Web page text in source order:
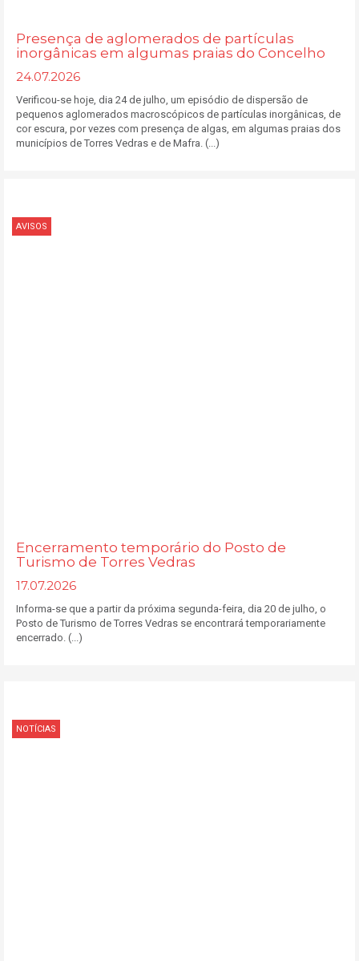
Presença de aglomerados de partículas
inorgânicas em algumas praias do Concelho
24.07.2026
Verificou-se hoje, dia 24 de julho, um episódio de dispersão de
pequenos aglomerados macroscópicos de partículas inorgânicas, de
cor escura, por vezes com presença de algas, em algumas praias dos
municípios de Torres Vedras e de Mafra. (...)
AVISOS
Encerramento temporário do Posto de
Turismo de Torres Vedras
17.07.2026
Informa-se que a partir da próxima segunda-feira, dia 20 de julho, o
Posto de Turismo de Torres Vedras se encontrará temporariamente
encerrado. (...)
NOTÍCIAS